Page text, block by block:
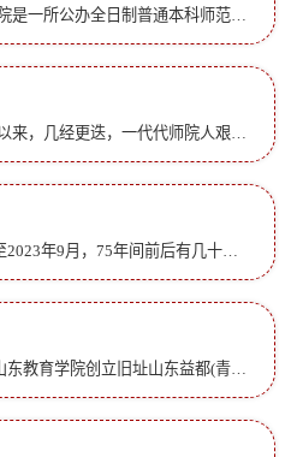
齐鲁师范学院是一所公办全日制普通本科师范院校。学校前身是创办于1948年的华东大学教育学院:1949年由山东益都(青州市)迁址至山东济南;1960年更名为山东教育学院;2010年改制更名为齐鲁师范学院。2018年顺利通过教...
学校自创建以来，几经更迭，一代代师院人艰苦创业、自强不息，铸就了优良的办学传统、鲜明的办学特色，各项事业发展走在了全国院校的前列，赢得了较高的社会声誉，为赓续发展奠定了良好基础。世纪之交，置身高等...
1948年9月至2023年9月，75年间前后有几十位同志担任校级领导职务，在事业发展的各个阶段，他们殚精竭虑、鞠躬尽瘁，领导带领全校师生在困境中艰苦创业，在发展中谋求超越，风雨兼程75载，脚印凿凿，心路切切。在...
1948年9月山东教育学院创立旧址山东益都(青州)南门外一教堂1955-1956学年度第二学期校历表 1978年学校复办请示和批复文件1988年南院实验楼二期工程和五号教工宿舍建设中1991年南院操场清理修建中1993年前南院车库...